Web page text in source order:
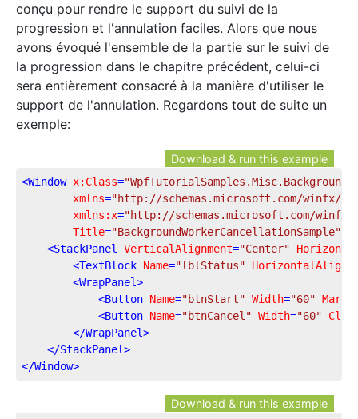
conçu pour rendre le support du suivi de la
progression et l'annulation faciles. Alors que nous
avons évoqué l'ensemble de la partie sur le suivi de
la progression dans le chapitre précédent, celui-ci
sera entièrement consacré à la manière d'utiliser le
support de l'annulation. Regardons tout de suite un
exemple:
Download & run this example
<Window x:Class=
xmlns="http://schemas.microsoft.com/winfx/
xmlns:x="http://schemas.microsoft.com/winfx/
Title="BackgroundWorkerCancellationSample"
<StackPanel VerticalAlignment="Center"
<TextBlock Name="lblStatus"
<WrapPanel>
<Button Name="btnStart" Width="60"
<Button Name="btnCancel" Width="60"
</WrapPanel>
</StackPanel>
</Window>
Download & run this example